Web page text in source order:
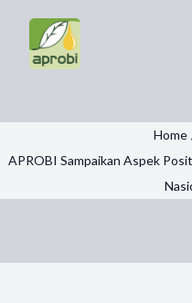
Home
APROBI Sampaikan Aspek